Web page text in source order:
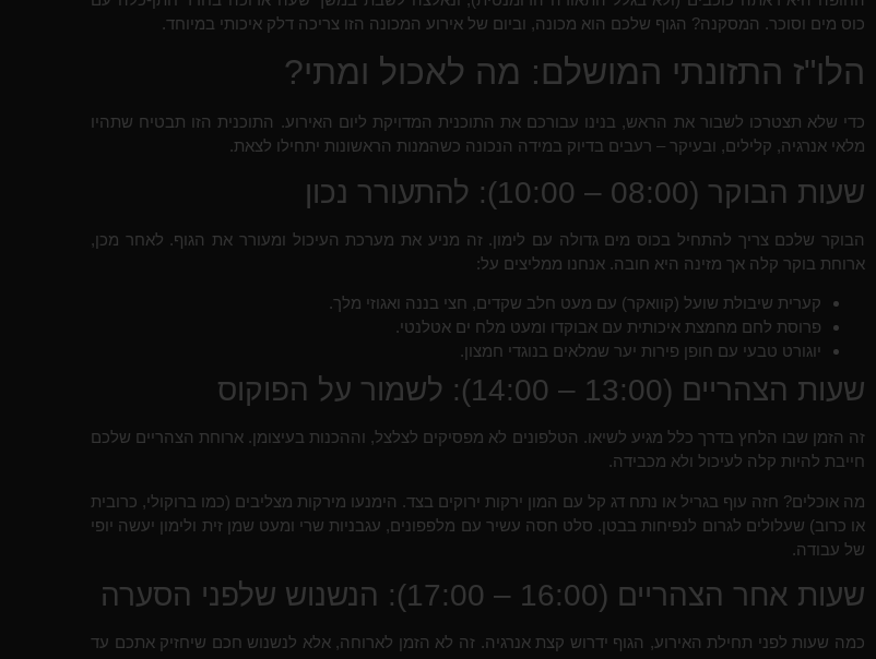
כוס מים וסוכר. המסקנה? הגוף שלכם הוא מכונה, וביום של אירוע המכונה הזו צריכה דלק איכותי במיוחד.
הלו"ז התזונתי המושלם: מה לאכול ומתי?
כדי שלא תצטרכו לשבור את הראש, בנינו עבורכם את התוכנית המדויקת ליום האירוע. התוכנית הזו תבטיח שתהיו
מלאי אנרגיה, קלילים, ובעיקר – רעבים בדיוק במידה הנכונה כשהמנות הראשונות יתחילו לצאת.
שעות הבוקר (08:00 – 10:00): להתעורר נכון
הבוקר שלכם צריך להתחיל בכוס מים גדולה עם לימון. זה מניע את מערכת העיכול ומעורר את הגוף. לאחר מכן,
ארוחת בוקר קלה אך מזינה היא חובה. אנחנו ממליצים על:
קערית שיבולת שועל (קוואקר) עם מעט חלב שקדים, חצי בננה ואגוזי מלך.
פרוסת לחם מחמצת איכותית עם אבוקדו ומעט מלח ים אטלנטי.
יוגורט טבעי עם חופן פירות יער שמלאים בנוגדי חמצון.
שעות הצהריים (13:00 – 14:00): לשמור על הפוקוס
זה הזמן שבו הלחץ בדרך כלל מגיע לשיאו. הטלפונים לא מפסיקים לצלצל, וההכנות בעיצומן. ארוחת הצהריים שלכם
חייבת להיות קלה לעיכול ולא מכבידה.
מה אוכלים? חזה עוף בגריל או נתח דג קל עם המון ירקות ירוקים בצד. הימנעו מירקות מצליבים (כמו ברוקולי, כרובית
או כרוב) שעלולים לגרום לנפיחות בבטן. סלט חסה עשיר עם מלפפונים, עגבניות שרי ומעט שמן זית ולימון יעשה יופי
של עבודה.
שעות אחר הצהריים (16:00 – 17:00): הנשנוש שלפני הסערה
כמה שעות לפני תחילת האירוע, הגוף ידרוש קצת אנרגיה. זה לא הזמן לארוחה, אלא לנשנוש חכם שיחזיק אתכם עד